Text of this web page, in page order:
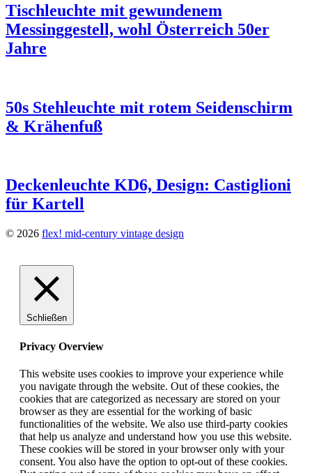
Tischleuchte mit gewundenem
Messinggestell, wohl Österreich 50er
Jahre
50s Stehleuchte mit rotem Seidenschirm
& Krähenfuß
Deckenleuchte KD6, Design: Castiglioni
für Kartell
© 2026 flex! mid-century vintage design
Schließen
Privacy Overview
This website uses cookies to improve your experience while
you navigate through the website. Out of these cookies, the
cookies that are categorized as necessary are stored on your
browser as they are essential for the working of basic
functionalities of the website. We also use third-party cookies
that help us analyze and understand how you use this website.
These cookies will be stored in your browser only with your
consent. You also have the option to opt-out of these cookies.